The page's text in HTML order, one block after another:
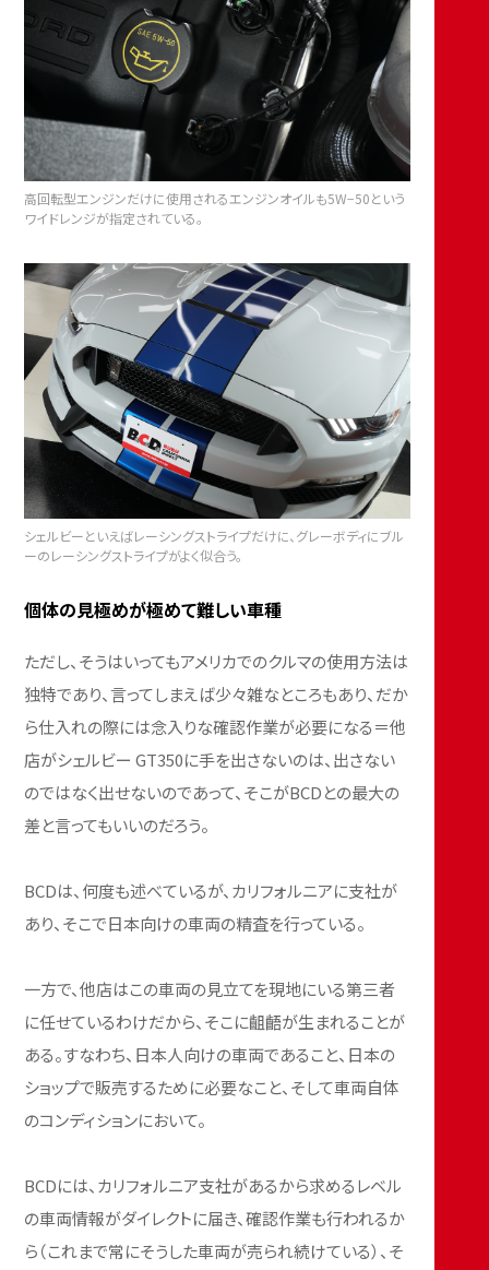
高回転型エンジンだけに使用されるエンジンオイルも5W−50という
ワイドレンジが指定されている。
シェルビーといえばレーシングストライプだけに、グレーボディにブル
ーのレーシングストライプがよく似合う。
個体の見極めが極めて難しい車種
ただし、そうはいってもアメリカでのクルマの使用方法は
独特であり、言ってしまえば少々雑なところもあり、だか
ら仕入れの際には念入りな確認作業が必要になる＝他
店がシェルビー GT350に手を出さないのは、出さない
のではなく出せないのであって、そこがBCDとの最大の
差と言ってもいいのだろう。
BCDは、何度も述べているが、カリフォルニアに支社が
あり、そこで日本向けの車両の精査を行っている。
一方で、他店はこの車両の見立てを現地にいる第三者
に任せているわけだから、そこに齟齬が生まれることが
ある。すなわち、日本人向けの車両であること、日本の
ショップで販売するために必要なこと、そして車両自体
のコンディションにおいて。
BCDには、カリフォルニア支社があるから求めるレベル
の車両情報がダイレクトに届き、確認作業も行われるか
ら（これまで常にそうした車両が売られ続けている）、そ